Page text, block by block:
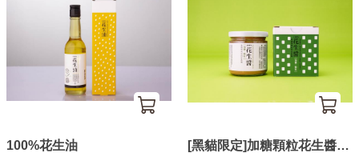
100%花生油
[黑貓限定]加糖顆粒花生醬Ｘ